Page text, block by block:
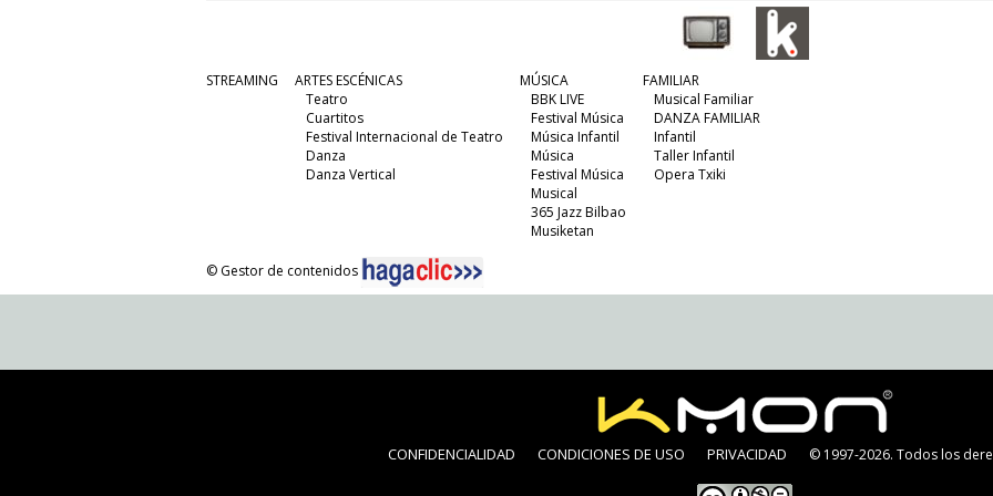
STREAMING
ARTES ESCÉNICAS
Teatro
Cuartitos
Festival Internacional de Teatro
Danza
Danza Vertical
MÚSICA
BBK LIVE
Festival Música
Música Infantil
Música
Festival Música
Musical
365 Jazz Bilbao
Musiketan
FAMILIAR
Musical Familiar
DANZA FAMILIAR
Infantil
Taller Infantil
Opera Txiki
© Gestor de contenidos
CONFIDENCIALIDAD CONDICIONES DE USO PRIVACIDAD © 1997-2026. Todos los